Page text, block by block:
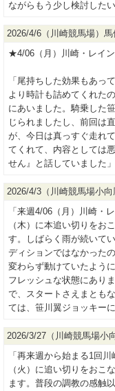
ながらもう少し検討した
2026/4/6（川崎競馬場）
★4/06（月）川崎・レイ
「尾持ちした効果もあっ
より時計も詰めてくれた
にあいました。騎乗した
じられましたし、前回は
が、今日は真っすぐ走れ
てくれて、内容としては
せん』と話していました
2026/4/3（川崎競馬場小
「来週4/06（月）川崎・
（木）に本追い切りをお
す。しばらく雨が続いて
ディションではなかった
変わらず動けていたよう
フレッシュな状態にあり
で、スタートさえまとも
ては、笹川翼ジョッキー
2026/3/27（川崎競馬場小
「再来週から始まる1回
（火）に追い切りをおこ
ます。普段の調教の感触